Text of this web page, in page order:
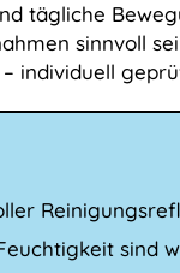
tägliche
sinnvoll
individuell
sind